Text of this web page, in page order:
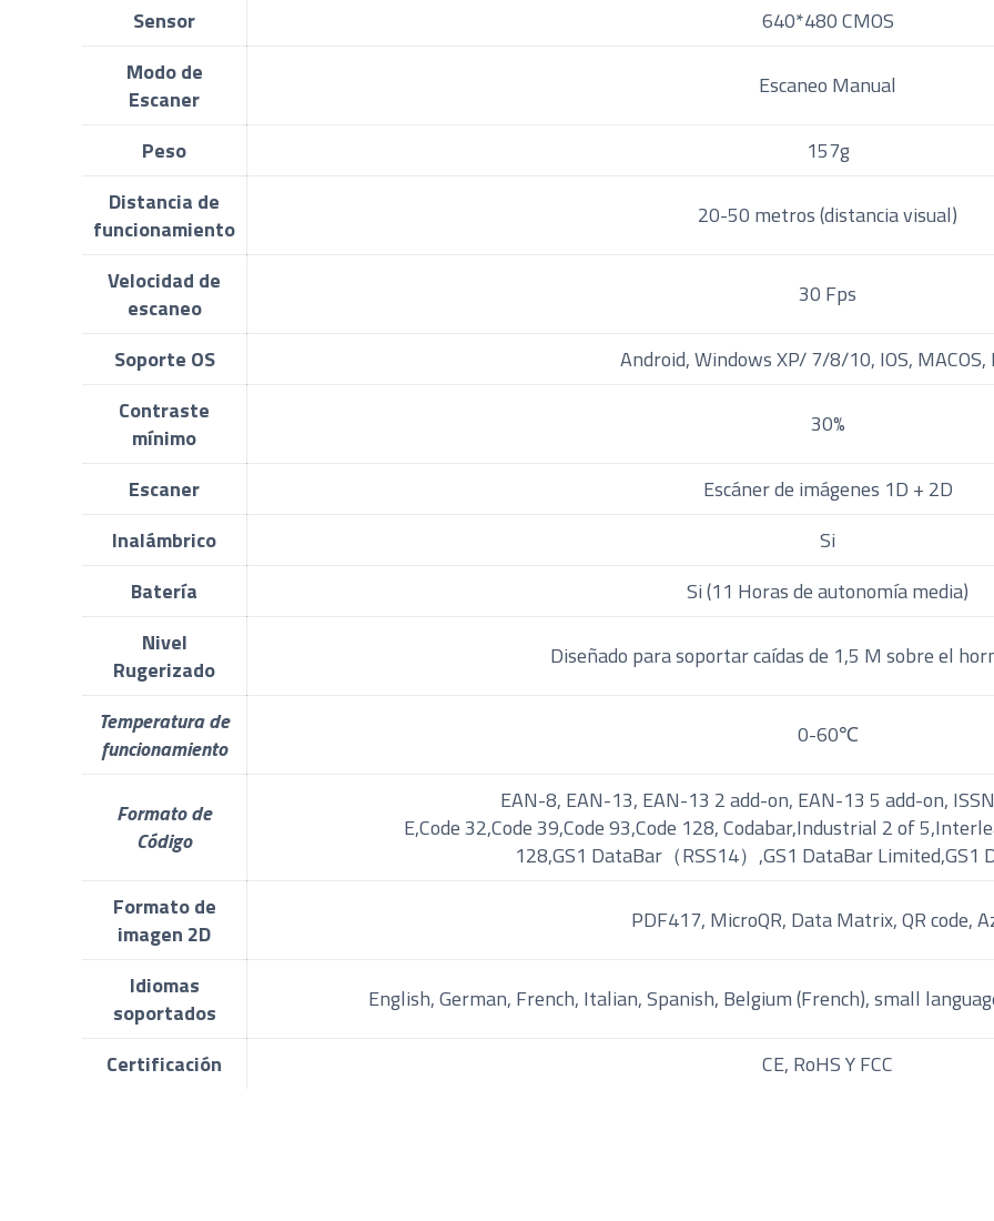
Sensor
640*480 CMOS
Modo de
Escaner
Escaneo Manual
Peso
157g
Distancia de
funcionamiento
20-50 metros (distancia visual)
Velocidad de
escaneo
30 Fps
Soporte OS
Android, Windows XP/ 7/8/10, IOS, MACOS,
Contraste
mínimo
30%
Escaner
Escáner de imágenes 1D + 2D
Inalámbrico
Si
Batería
Si (11 Horas de autonomía media)
Nivel
Rugerizado
Diseñado para soportar caídas de 1,5 M sobre el
Temperatura de
funcionamiento
0-60℃
Formato de
Código
EAN-8, EAN-13, EAN-13 2 add-on, EAN-13 5 add-on,
E,Code 32,Code 39,Code 93,Code 128, Codabar,Industrial 2 of
128,GS1 DataBar（RSS14）,GS1 DataBar Limited,GS1
Formato de
imagen 2D
PDF417, MicroQR, Data Matrix, QR code,
Idiomas
soportados
English, German, French, Italian, Spanish, Belgium (French), small
Certificación CE, RoHS Y FCC